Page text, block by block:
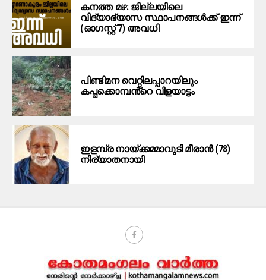
കനത്ത മഴ: ജില്ലയിലെ
വിദ്യാഭ്യാസ സ്ഥാപനങ്ങള്‍ക്ക് ഇന്ന്
(ഓഗസ്റ്റ് 7) അവധി
പിണ്ടിമന വെറ്റിലപ്പാറയിലും
കപ്പക്കൊമ്പൻ്റെ വിളയാട്ടം
ഇളമ്പ്ര നായ്ക്കമ്മാവുടി മീരാൻ (78)
നിര്യാതനായി